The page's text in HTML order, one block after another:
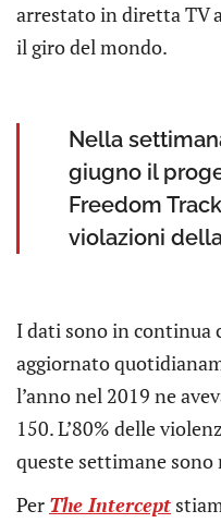
arrestato in diretta TV
il giro del mondo.
Nella
giugno il
Freedom
violazioni
I dati sono in continua
aggiornato
l’anno nel 2019 ne
150. L’80% delle
queste settimane
Per The Intercept